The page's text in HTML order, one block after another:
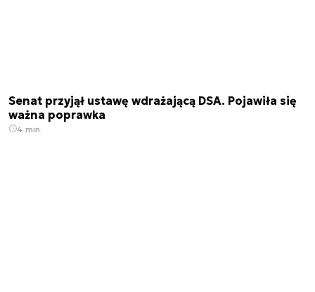
Senat przyjął ustawę wdrażającą DSA. Pojawiła się
ważna poprawka
4 min.